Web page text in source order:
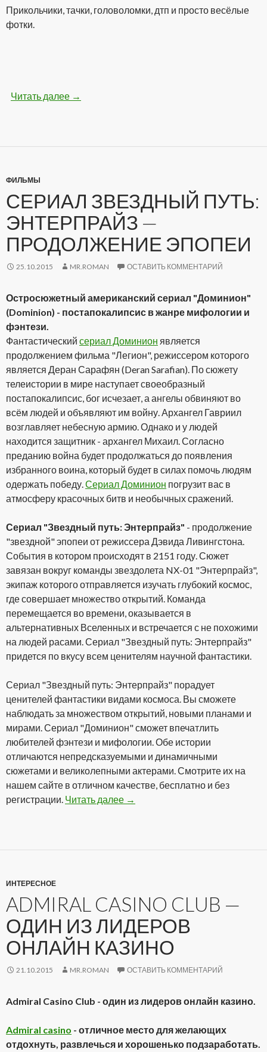
Прикольчики, тачки, головоломки, дтп и просто весёлые
фотки.
Читать далее Бодрые картинки (28 фото)
→
ФИЛЬМЫ
СЕРИАЛ ЗВЕЗДНЫЙ ПУТЬ:
ЭНТЕРПРАЙЗ —
ПРОДОЛЖЕНИЕ ЭПОПЕИ
25.10.2015 MR.ROMAN ОСТАВИТЬ КОММЕНТАРИЙ
Остросюжетный американский сериал "Доминион"
(Dominion) - постапокалипсис в жанре мифологии и
фэнтези.
Фантастический сериал Доминион является
продолжением фильма "Легион", режиссером которого
является Деран Сарафян (Deran Sarafian). По сюжету
телеистории в мире наступает своеобразный
постапокалипсис, бог исчезает, а ангелы обвиняют во
всём людей и объявляют им войну. Архангел Гавриил
возглавляет небесную армию. Однако и у людей
находится защитник - архангел Михаил. Согласно
преданию война будет продолжаться до появления
избранного воина, который будет в силах помочь людям
одержать победу.Сериал Доминион погрузит вас в
атмосферу красочных битв и необычных сражений.
Сериал "Звездный путь: Энтерпрайз" - продолжение
"звездной" эпопеи от режиссера Дэвида Ливингстона.
События в котором происходят в 2151 году. Сюжет
завязан вокруг команды звездолета NX-01 "Энтерпрайз",
экипаж которого отправляется изучать глубокий космос,
где совершает множество открытий. Команда
перемещается во времени, оказывается в
альтернативных Вселенных и встречается с не похожими
на людей расами. Сериал "Звездный путь: Энтерпрайз"
придется по вкусу всем ценителям научной фантастики.
Сериал "Звездный путь: Энтерпрайз" порадует
ценителей фантастики видами космоса. Вы сможете
наблюдать за множеством открытий, новыми планами и
мирами. Сериал "Доминион" сможет впечатлить
любителей фэнтези и мифологии. Обе истории
отличаются непредсказуемыми и динамичными
сюжетами и великолепными актерами. Смотрите их на
нашем сайте в отличном качестве, бесплатно и без
регистрации. Читать далее Сериал Звездный путь:
→
ИНТЕРЕСНОЕ
ADMIRAL CASINO CLUB —
ОДИН ИЗ ЛИДЕРОВ
ОНЛАЙН КАЗИНО
21.10.2015 MR.ROMAN ОСТАВИТЬ КОММЕНТАРИЙ
Admiral Casino Club - один из лидеров онлайн казино.
Admiral casino - отличное место для желающих
отдохнуть, развлечься и хорошенько подзаработать.